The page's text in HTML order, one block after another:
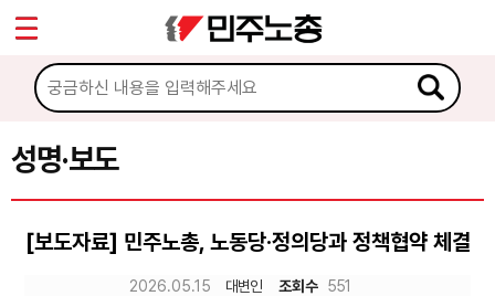
성명·보도
[보도자료] 민주노총, 노동당·정의당과 정책협약 체결
2026.05.15 대변인 조회수 551
마이페이지
소개
소식
공지사항
성명·보도
Sketchbook5, 스케치북5
Sketchbook5, 스케치북5